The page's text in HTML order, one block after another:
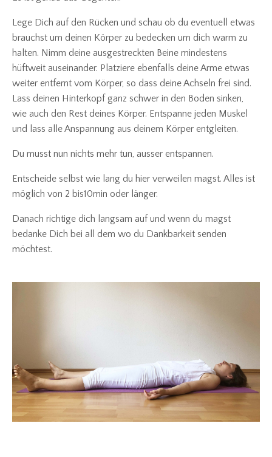
Lege Dich auf den Rücken und schau ob du eventuell etwas
brauchst um deinen Körper zu bedecken um dich warm zu
halten. Nimm deine ausgestreckten Beine mindestens
hüftweit auseinander. Platziere ebenfalls deine Arme etwas
weiter entfernt vom Körper, so dass deine Achseln frei sind.
Lass deinen Hinterkopf ganz schwer in den Boden sinken,
wie auch den Rest deines Körper. Entspanne jeden Muskel
und lass alle Anspannung aus deinem Körper entgleiten.
Du musst nun nichts mehr tun, ausser entspannen.
Entscheide selbst wie lang du hier verweilen magst. Alles ist
möglich von 2 bis10min oder länger.
Danach richtige dich langsam auf und wenn du magst
bedanke Dich bei all dem wo du Dankbarkeit senden
möchtest.